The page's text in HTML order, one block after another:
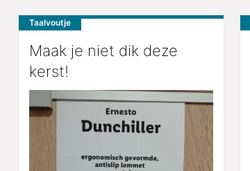
Taalvoutje
Maak je niet dik deze
kerst!